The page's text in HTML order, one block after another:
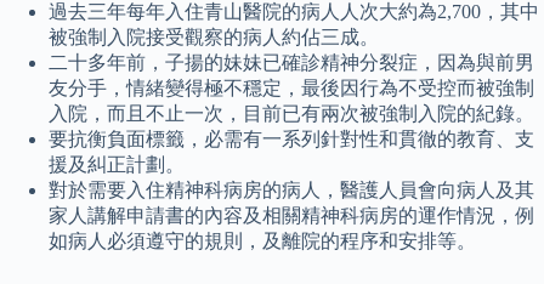
過去三年每年入住青山醫院的病人人次大約為2,700，其中
被強制入院接受觀察的病人約佔三成。
二十多年前，子揚的妹妹已確診精神分裂症，因為與前男
友分手，情緒變得極不穩定，最後因行為不受控而被強制
入院，而且不止一次，目前已有兩次被強制入院的紀錄。
要抗衡負面標籤，必需有一系列針對性和貫徹的教育、支
援及糾正計劃。
對於需要入住精神科病房的病人，醫護人員會向病人及其
家人講解申請書的內容及相關精神科病房的運作情況，例
如病人必須遵守的規則，及離院的程序和安排等。